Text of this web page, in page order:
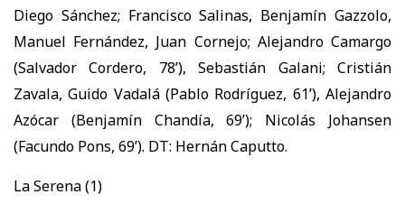
Diego Sánchez; Francisco Salinas, Benjamín Gazzolo,
Manuel Fernández, Juan Cornejo; Alejandro Camargo
(Salvador Cordero, 78’), Sebastián Galani; Cristián
Zavala, Guido Vadalá (Pablo Rodríguez, 61’), Alejandro
Azócar (Benjamín Chandía, 69’); Nicolás Johansen
(Facundo Pons, 69’). DT: Hernán Caputto.
La Serena (1)